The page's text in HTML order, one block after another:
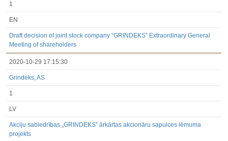
1
EN
Draft decision of joint stock company “GRINDEKS” Extraordinary General
Meeting of shareholders
2020-10-29 17:15:30
Grindeks, AS
1
LV
Akciju sabiedrības „GRINDEKS” ārkārtas akcionāru sapulces lēmuma
projekts